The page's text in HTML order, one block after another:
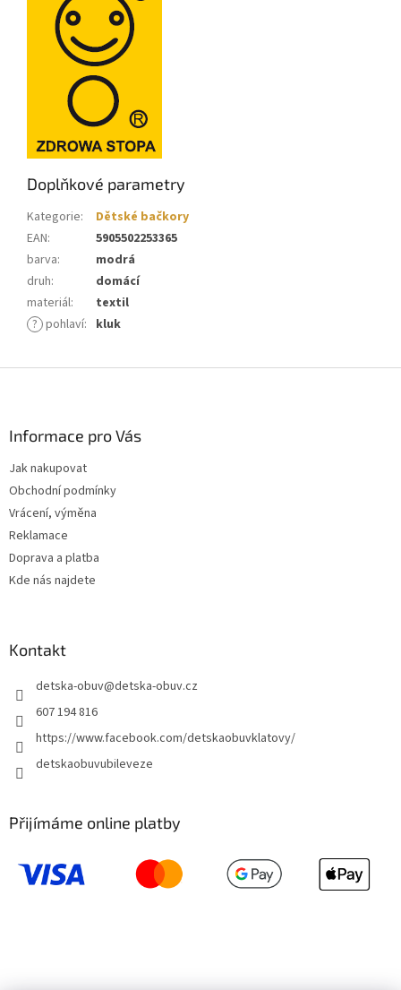
Doplňkové parametry
Kategorie:
Dětské bačkory
EAN:
5905502253365
barva:
modrá
druh:
domácí
materiál:
textil
? pohlaví: kluk
Informace pro Vás
Jak nakupovat
Obchodní podmínky
Vrácení, výměna
Reklamace
Doprava a platba
Kde nás najdete
Kontakt
detska-obuv@detska-obuv.cz
607 194 816
https://www.facebook.com/detskaobuvklatovy/
detskaobuvubileveze
Přijímáme online platby